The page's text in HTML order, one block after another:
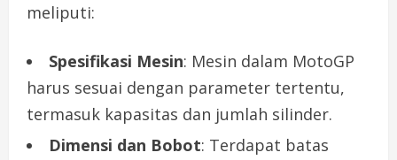
meliputi:
Spesifikasi Mesin: Mesin dalam MotoGP
harus sesuai dengan parameter tertentu,
termasuk kapasitas dan jumlah silinder.
Dimensi dan Bobot: Terdapat batas